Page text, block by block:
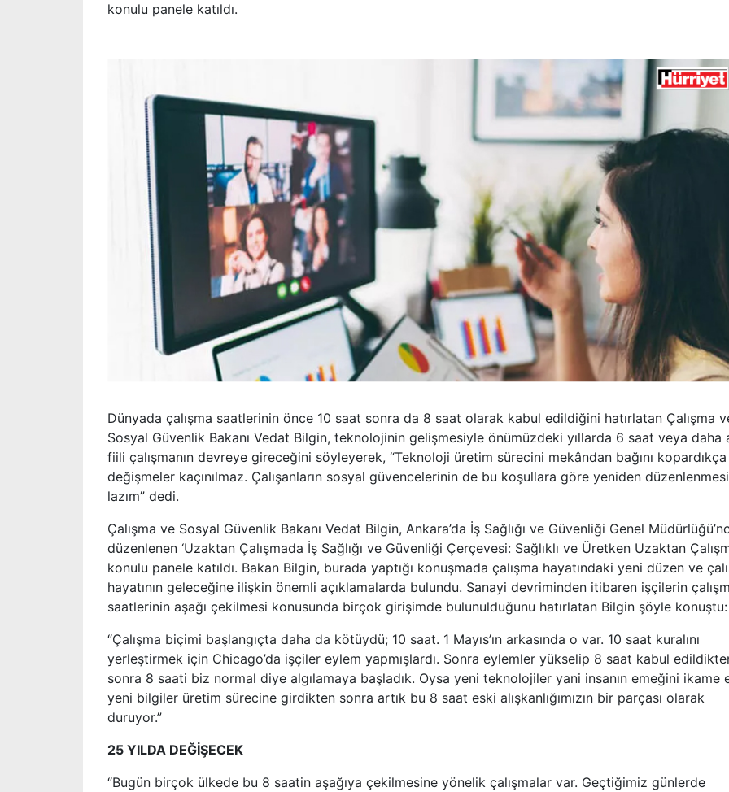
konulu panele katıldı.
Dünyada çalışma saatlerinin önce 10 saat sonra da 8 saat olarak kabul edildiğini hatırlatan Çalışma
Sosyal Güvenlik Bakanı Vedat Bilgin, teknolojinin gelişmesiyle önümüzdeki yıllarda 6 saat veya daha
fiili çalışmanın devreye gireceğini söyleyerek, “Teknoloji üretim sürecini mekândan bağını
değişmeler kaçınılmaz. Çalışanların sosyal güvencelerinin de bu koşullara göre yeniden düzenlenmesi
lazım” dedi.
Çalışma ve Sosyal Güvenlik Bakanı Vedat Bilgin, Ankara’da İş Sağlığı ve Güvenliği Genel
düzenlenen ‘Uzaktan Çalışmada İş Sağlığı ve Güvenliği Çerçevesi: Sağlıklı ve Üretken Uzaktan
konulu panele katıldı. Bakan Bilgin, burada yaptığı konuşmada çalışma hayatındaki yeni düzen ve
hayatının geleceğine ilişkin önemli açıklamalarda bulundu. Sanayi devriminden itibaren işçilerin
saatlerinin aşağı çekilmesi konusunda birçok girişimde bulunulduğunu hatırlatan Bilgin şöyle konuştu:
“Çalışma biçimi başlangıçta daha da kötüydü; 10 saat. 1 Mayıs’ın arkasında o var. 10 saat kuralını
yerleştirmek için Chicago’da işçiler eylem yapmışlardı. Sonra eylemler yükselip 8 saat kabul
sonra 8 saati biz normal diye algılamaya başladık. Oysa yeni teknolojiler yani insanın emeğini ikame
yeni bilgiler üretim sürecine girdikten sonra artık bu 8 saat eski alışkanlığımızın bir parçası olarak
duruyor.”
25 YILDA DEĞİŞECEK
“Bugün birçok ülkede bu 8 saatin aşağıya çekilmesine yönelik çalışmalar var. Geçtiğimiz günlerde